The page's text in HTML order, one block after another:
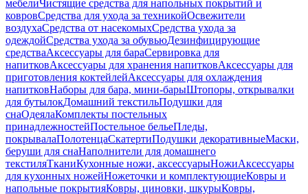
мебелиЧистящие средства для напольных покрытий и
ковровСредства для ухода за техникойОсвежители
воздухаСредства от насекомыхСредства ухода за
одеждойСредства ухода за обувьюДезинфицирующие
средстваАксессуары для бараСервировка для
напитковАксессуары для хранения напитковАксессуары для
приготовления коктейлейАксессуары для охлаждения
напитковНаборы для бара, мини-барыШтопоры, открывалки
для бутылокДомашний текстильПодушки для
снаОдеялаКомплекты постельных
принадлежностейПостельное бельеПледы,
покрывалаПолотенцаСкатертиПодушки декоративныеМаски,
беруши для снаНаполнители для домашнего
текстиляТканиКухонные ножи, аксессуарыНожиАксессуары
для кухонных ножейНожеточки и комплектующиеКовры и
напольные покрытияКовры, циновки, шкурыКовры,